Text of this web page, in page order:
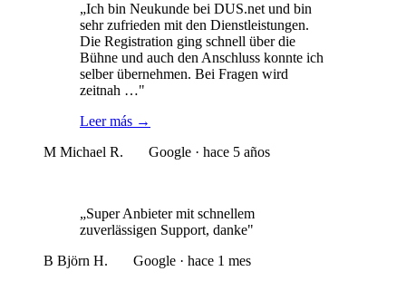
„Ich bin Neukunde bei DUS.net und bin
sehr zufrieden mit den Dienstleistungen.
Die Registration ging schnell über die
Bühne und auch den Anschluss konnte ich
selber übernehmen. Bei Fragen wird
zeitnah …"
Leer más →
M Michael R. Google · hace 5 años
„Super Anbieter mit schnellem
zuverlässigen Support, danke"
B Björn H. Google · hace 1 mes